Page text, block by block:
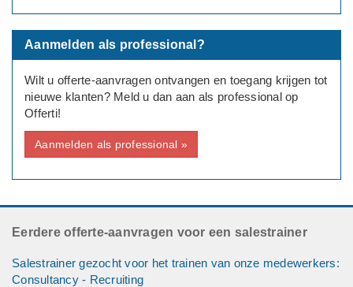
Bedrijf
Neem een kijkje op website van bedrijf voor de diensten en
uitleg.
Aanmelden als professional?
Wilt u offerte-aanvragen ontvangen en toegang krijgen tot
nieuwe klanten? Meld u dan aan als professional op
Offerti!
Aanmelden als professional »
Eerdere offerte-aanvragen voor een salestrainer
Salestrainer gezocht voor het trainen van onze medewerkers:
Consultancy - Recruiting